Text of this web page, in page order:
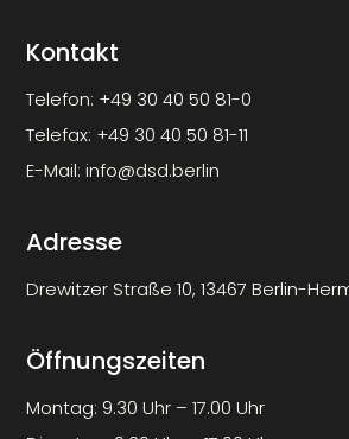
Kontakt
Telefon: +49 30 40 50 81-0
Telefax: +49 30 40 50 81-11
E-Mail:info@dsd.berlin
Adresse
Drewitzer Straße 10, 13467 Berlin-
Öffnungszeiten
Montag: 9.30 Uhr – 17.00 Uhr